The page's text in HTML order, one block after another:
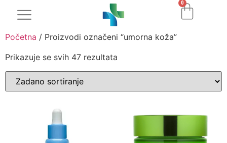
0
Početna / Proizvodi označeni “umorna koža”
Prikazuje se svih 47 rezultata